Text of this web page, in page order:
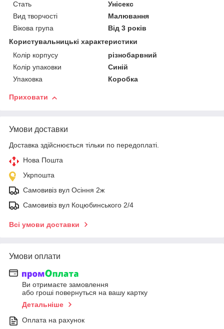
Стать
Унісекс
Вид творчості
Малювання
Вікова група
Від 3 років
Користувальницькі характеристики
Колір корпусу
різнобарвний
Колір упаковки
Синій
Упаковка
Коробка
Приховати
Умови доставки
Доставка здійснюється тільки по передоплаті.
Нова Пошта
Укрпошта
Самовивіз вул Осіння 2ж
Самовивіз вул Коцюбинського 2/4
Всі умови доставки
Умови оплати
Ви отримаєте замовлення
або гроші повернуться на вашу картку
Детальніше
Оплата на рахунок